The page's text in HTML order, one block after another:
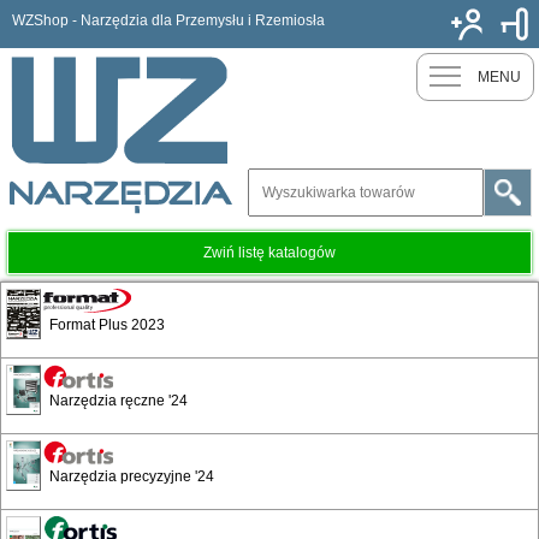
WZShop - Narzędzia dla Przemysłu i Rzemiosła Nowy
MENU
Zwiń listę katalogów
Format Plus 2023
Narzędzia ręczne '24
Narzędzia precyzyjne '24
Wybijaki